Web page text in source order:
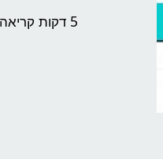
5 דקות קריאה